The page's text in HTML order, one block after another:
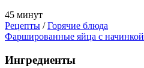
45 минут
Рецепты /Горячие блюда
Фаршированные яйца с начинкой
Ингредиенты